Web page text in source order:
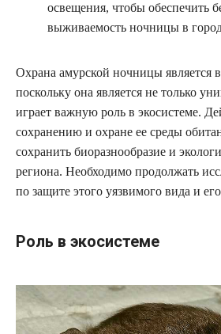
освещения, чтобы обеспечить
выживаемость ночницы в
Охрана амурской ночницы является
поскольку она является не только
играет важную роль в экосистеме.
сохранению и охране ее среды
сохранить биоразнообразие и
региона. Необходимо продолжать
по защите этого уязвимого вида и
Роль в экосистеме